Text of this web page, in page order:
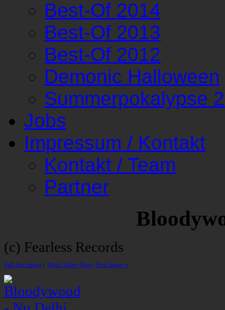
Best-Of 2014
Best-Of 2013
Best-Of 2012
Demonic Halloween
Summerpokalypse
Jobs
Impressum / Kontakt
Kontakt / Team
Partner
(c) Fearless Records
Full-Size Image Main Gallery Page | Next Image »